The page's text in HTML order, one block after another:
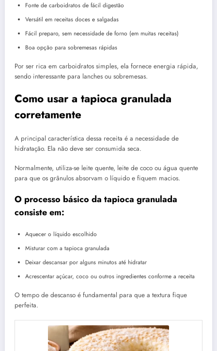
Fonte de carboidratos de fácil digestão
Versátil em receitas doces e salgadas
Fácil preparo, sem necessidade de forno (em muitas receitas)
Boa opção para sobremesas rápidas
Por ser rica em carboidratos simples, ela fornece energia rápida,
sendo interessante para lanches ou sobremesas.
Como usar a tapioca granulada
corretamente
A principal característica dessa receita é a necessidade de
hidratação. Ela não deve ser consumida seca.
Normalmente, utiliza-se leite quente, leite de coco ou água quente
para que os grânulos absorvam o líquido e fiquem macios.
O processo básico da tapioca granulada
consiste em:
Aquecer o líquido escolhido
Misturar com a tapioca granulada
Deixar descansar por alguns minutos até hidratar
Acrescentar açúcar, coco ou outros ingredientes conforme a receita
O tempo de descanso é fundamental para que a textura fique
perfeita.